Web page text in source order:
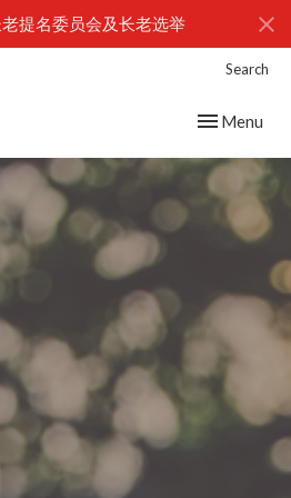
提名委员会及长老选举
Search
Toggle
Menu